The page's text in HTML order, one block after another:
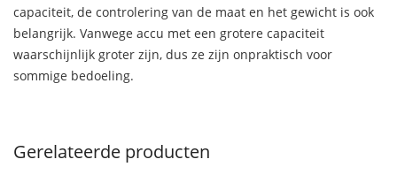
capaciteit, de controlering van de maat en het gewicht is ook
belangrijk. Vanwege accu met een grotere capaciteit
waarschijnlijk groter zijn, dus ze zijn onpraktisch voor
sommige bedoeling.
Gerelateerde producten